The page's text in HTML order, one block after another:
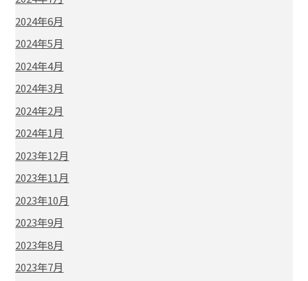
2024年6月
2024年5月
2024年4月
2024年3月
2024年2月
2024年1月
2023年12月
2023年11月
2023年10月
2023年9月
2023年8月
2023年7月